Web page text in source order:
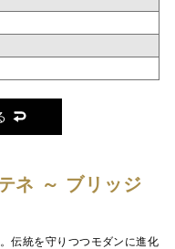
ネ ～ ブリッジ
伝統を守りつつモダンに進化